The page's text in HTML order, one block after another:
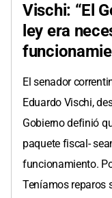
Vischi: “El
ley era
El senador
Eduardo Vischi,
Gobierno definió
paquete fiscal-
funcionamiento.
Teníamos reparos